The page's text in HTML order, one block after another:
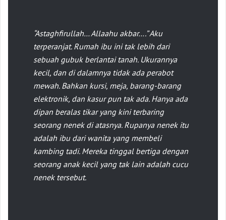
Astaghfirullah… Allaahuakbar….” Aku
terperanjat. Rumah ibu ini tak lebih dari
sebuah gubuk berlantai tanah. Ukurannya
kecil, dan di dalamnya tidak ada perabot
mewah. Bahkan kursi, meja, barang-barang
elektronik, dan kasur pun tak ada. Hanya ada
dipan beralas tikar yang kini terbaring
seorang nenek di atasnya. Rupanya nenek itu
adalah ibu dari wanita yang membeli
kambing tadi. Mereka tinggal bertiga dengan
seorang anak kecil yang tak lain adalah cucu
nenek tersebut.